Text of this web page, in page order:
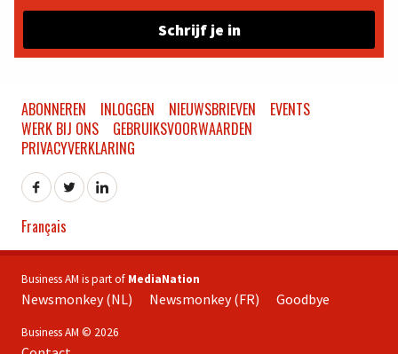
Schrijf je in
ABONNEREN INLOGGEN NIEUWSBRIEVEN
EVENTS
WERK BIJ ONS
GEBRUIKSVOORWAARDEN
PRIVACYVERKLARING
Français
Business AM is part of MediaNation
Newsmonkey (NL) Newsmonkey (FR) Goodbye
Business AM © 2026